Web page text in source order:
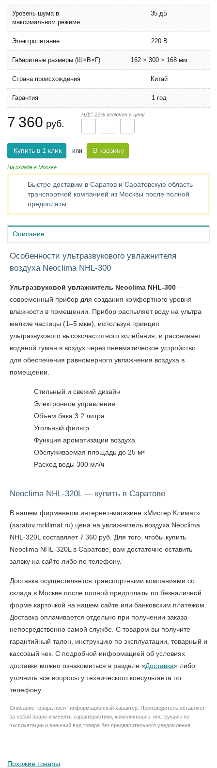
Уровень шума в
максимальном режиме
35 дБ
Электропитание 220 В
Габаритные размеры (Ш×В×Г) 162 × 300 × 168 мм
Страна происхождения Китай
Гарантия 1 год
7 360 руб.
НДС 22% включен в цену
Купить в 1 клик или В корзину
На складе в Москве
Быстро доставим в Саратов и Саратовскую область
транспортной компанией из Москвы после полной
предоплаты
Описание
Особенности ультразвукового увлажнителя
воздуха Neoclima NHL-300
Ультразвуковой увлажнитель Neoclima NHL-300 —
современный прибор для создания комфортного уровня
влажности в помещении. Прибор распыляет воду на ультра
мелкие частицы (1–5 мкм), используя принцип
ультразвукового высокочастотного колебания, и рассеивает
водяной туман в воздух через пневматическое устройство
для обеспечения равномерного увлажнения воздуха в
помещении.
Стильный и свежий дизайн
Электронное управление
Объем бака 3.2 литра
Угольный фильтр
Функция ароматизации воздуха
Обслуживаемая площадь до 25 м²
Расход воды 300 мл/ч
Neoclima NHL-320L — купить в Саратове
В нашем фирменном интернет-магазине «Мистер Климат»
(saratov.mrklimat.ru) цена на увлажнитель воздуха Neoclima
NHL-320L составляет 7 360 руб. Для того, чтобы купить
Neoclima NHL-320L в Саратове , вам достаточно оставить
заявку на сайте либо по телефону.
Доставка осуществляется транспортными компаниями со
склада в Москве после полной предоплаты по безналичной
форме карточкой на нашем сайте или банковским платежом.
Доставка оплачивается отдельно при получении заказа
непосредственно самой службе. С товаром вы получите
гарантийный талон, инструкцию по эксплуатации, товарный и
кассовый чек. С подробной информацией об условиях
доставки можно ознакомиться в разделе «Доставка» либо
уточнить все вопросы у технического консультанта по
телефону.
Описание товара носит информационный характер. Производитель оставляет
за собой право изменять характеристики, комплектацию, инструкцию по
эксплуатации и внешний вид товара без предварительного уведомления.
Похожие товары